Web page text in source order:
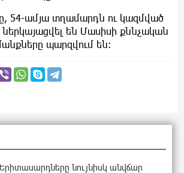
54-ամյա տղամարդն ու կազմված
են Մասիսի քննչական
պարզվում են։
Երիտասարդները նույնիսկ անվճար